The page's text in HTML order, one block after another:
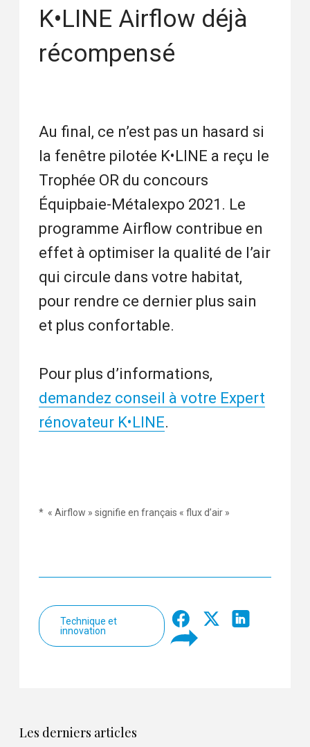
K•LINE Airflow déjà
récompensé
Au final, ce n’est pas un hasard si
la fenêtre pilotée K•LINE a reçu le
Trophée OR du concours
Équipbaie-Métalexpo 2021. Le
programme Airflow contribue en
effet à optimiser la qualité de l’air
qui circule dans votre habitat,
pour rendre ce dernier plus sain
et plus confortable.
Pour plus d’informations,
demandez conseil à votre Expert
rénovateur K•LINE.
* « Airflow » signifie en français « flux d’air »
Technique et
innovation
Les derniers articles